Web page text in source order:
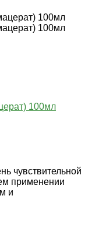
100мл
чувствительной
применении
и